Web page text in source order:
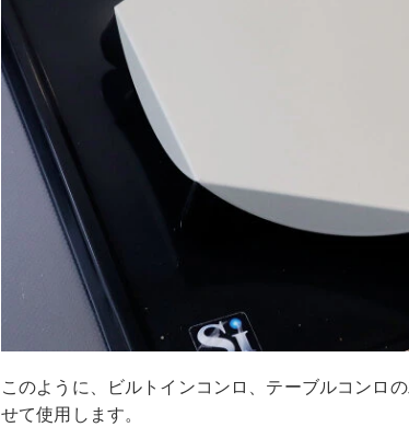
このように、ビルトインコンロ、テーブルコンロ
せて使用します。